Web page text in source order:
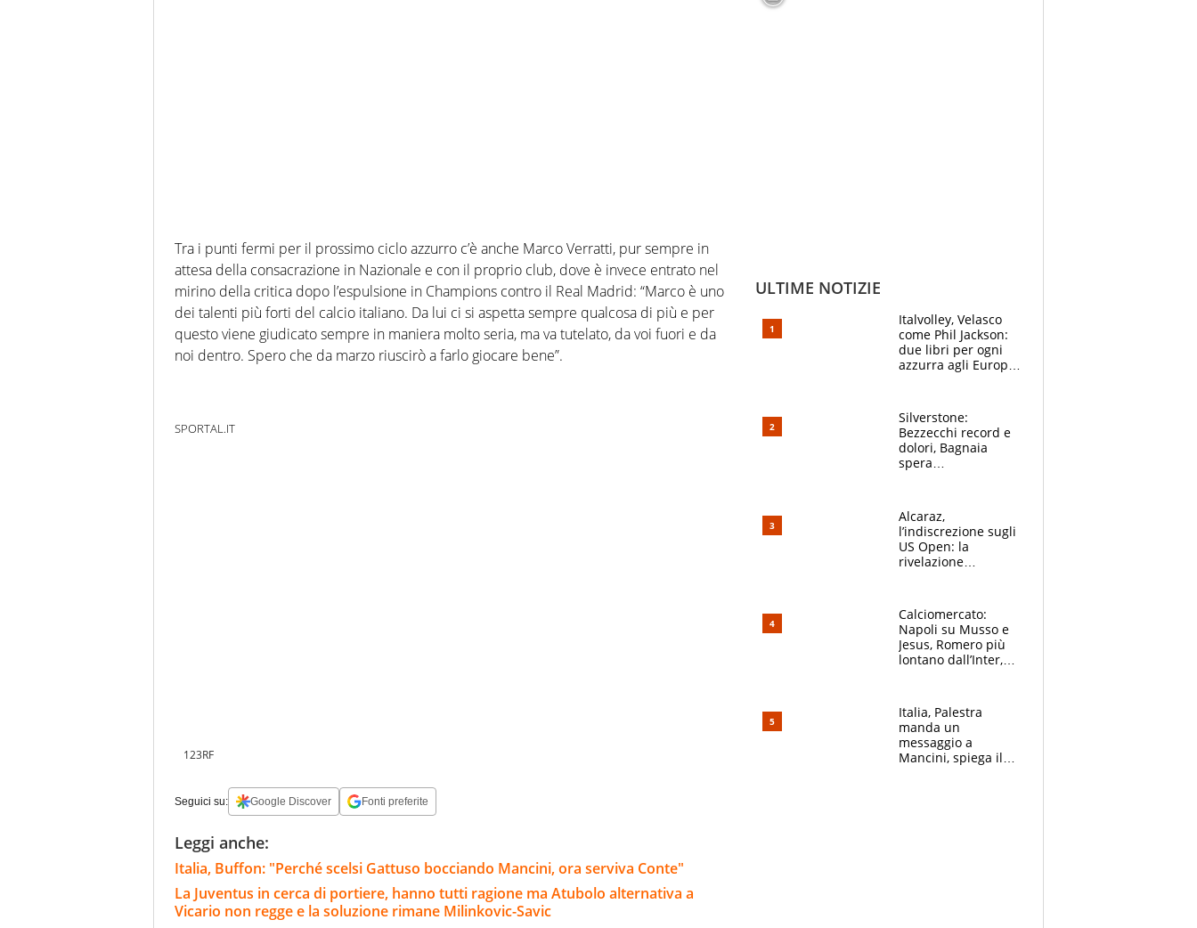
Tra i punti fermi per il prossimo ciclo azzurro c’è anche Marco Verratti, pur sempre in
attesa della consacrazione in Nazionale e con il proprio club, dove è invece entrato nel
mirino della critica dopo l’espulsione in Champions contro il Real Madrid: “Marco è uno
dei talenti più forti del calcio italiano. Da lui ci si aspetta sempre qualcosa di più e per
questo viene giudicato sempre in maniera molto seria, ma va tutelato, da voi fuori e da
noi dentro. Spero che da marzo riuscirò a farlo giocare bene”.
SPORTAL.IT
123RF
Seguici su: Google Discover Fonti preferite
Leggi anche:
Italia, Buffon: "Perché scelsi Gattuso bocciando Mancini, ora serviva Conte"
La Juventus in cerca di portiere, hanno tutti ragione ma Atubolo alternativa a
Vicario non regge e la soluzione rimane Milinkovic-Savic
ULTIME NOTIZIE
Italvolley, Velasco
come Phil Jackson:
due libri per ogni
azzurra agli Europei.
Silverstone:
Bezzecchi record e
dolori, Bagnaia
spera
e vota Aprilia
Alcaraz,
l’indiscrezione sugli
US Open: la
rivelazione
B. Rune verso la
rinuncia
Calciomercato:
Napoli su Musso e
Jesus, Romero più
lontano dall’Inter,
tabellone
Italia, Palestra
manda un
messaggio a
Mancini, spiega il